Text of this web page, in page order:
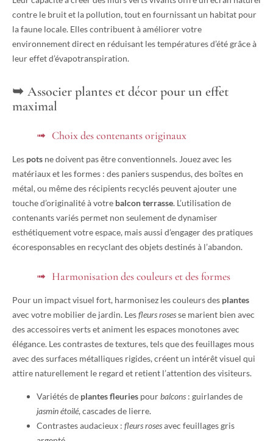
contre le bruit et la pollution, tout en fournissant un habitat pour
la faune locale. Elles contribuent à améliorer votre
environnement direct en réduisant les températures d’été grâce à
leur effet d’évapotranspiration.
Associer plantes et décor pour un effet
maximal
Choix des contenants originaux
Les pots ne doivent pas être conventionnels. Jouez avec les
matériaux et les formes : des paniers suspendus, des boîtes en
métal, ou même des récipients recyclés peuvent ajouter une
touche d’originalité à votre balcon terrasse. L’utilisation de
contenants variés permet non seulement de dynamiser
esthétiquement votre espace, mais aussi d’engager des pratiques
écoresponsables en recyclant des objets destinés à l’abandon.
Harmonisation des couleurs et des formes
Pour un impact visuel fort, harmonisez les couleurs des plantes
avec votre mobilier de jardin. Lesfleurs rosesse marient bien avec
des accessoires verts et animent les espaces monotones avec
élégance. Les contrastes de textures, tels que des feuillages mous
avec des surfaces métalliques rigides, créent un intérêt visuel qui
attire naturellement le regard et retient l’attention des visiteurs.
Variétés de plantes fleuries pourbalcons : guirlandes de
jasmin étoilé, cascades de lierre.
Contrastes audacieux : fleurs rosesavec feuillages gris